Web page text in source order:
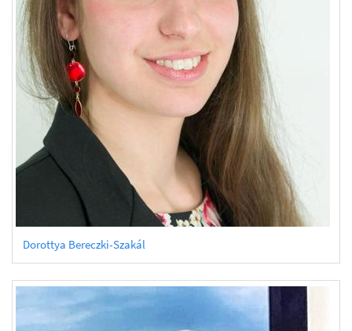
Dorottya Bereczki-Szakál